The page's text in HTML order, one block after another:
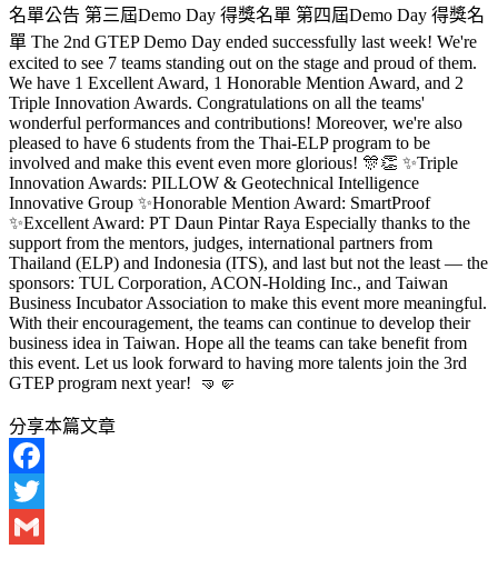
名單公告 第三屆Demo Day 得獎名單 第四屆Demo Day 得獎名
單 The 2nd GTEP Demo Day ended successfully last week! We're
excited to see 7 teams standing out on the stage and proud of them.
We have 1 Excellent Award, 1 Honorable Mention Award, and 2
Triple Innovation Awards. Congratulations on all the teams'
wonderful performances and contributions! Moreover, we're also
pleased to have 6 students from the Thai-ELP program to be
involved and make this event even more glorious! 🎊👏 ✨Triple
Innovation Awards: PILLOW & Geotechnical Intelligence
Innovative Group ✨Honorable Mention Award: SmartProof
✨Excellent Award: PT Daun Pintar Raya Especially thanks to the
support from the mentors, judges, international partners from
Thailand (ELP) and Indonesia (ITS), and last but not the least — the
sponsors: TUL Corporation, ACON-Holding Inc., and Taiwan
Business Incubator Association to make this event more meaningful.
With their encouragement, the teams can continue to develop their
business idea in Taiwan. Hope all the teams can take benefit from
this event. Let us look forward to having more talents join the 3rd
GTEP program next year! 🤜🤛
分享本篇文章
Facebook
Twitter